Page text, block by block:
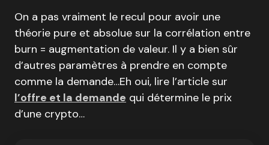
On a pas vraiment le recul pour avoir une
théorie pure et absolue sur la corrélation entre
burn = augmentation de valeur. Il y a bien sûr
d’autres paramètres à prendre en compte
comme la demande…Eh oui, lire l’article sur
l’offre et la demande qui détermine le prix
d’une crypto…